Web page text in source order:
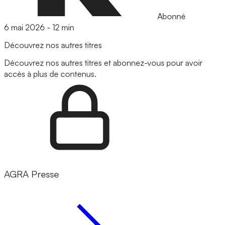
Abonné
6 mai 2026 - 12 min
Découvrez nos autres titres
Découvrez nos autres titres et abonnez-vous pour avoir
accès à plus de contenus.
AGRA Presse